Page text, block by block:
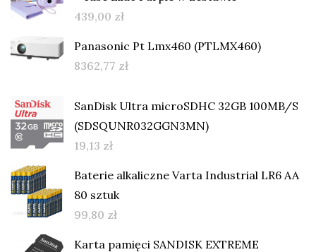
439,00 zł
Panasonic Pt Lmx460 (PTLMX460)
8362,77 zł
SanDisk Ultra microSDHC 32GB 100MB/S
(SDSQUNR032GGN3MN)
19,13 zł
Baterie alkaliczne Varta Industrial LR6 AA
80 sztuk
99,80 zł
Karta pamięci SANDISK EXTREME